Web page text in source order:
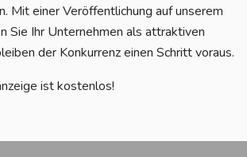
Mit einer Veröffentlichung auf unserem
Sie Ihr Unternehmen als attraktiven
der Konkurrenz einen Schritt voraus.
ist kostenlos!